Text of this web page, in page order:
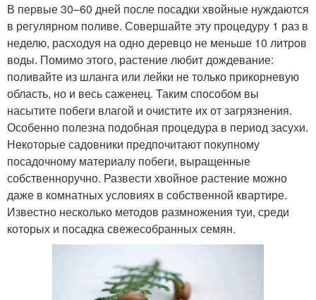
В первые 30–60 дней после посадки хвойные нуждаются
в регулярном поливе. Совершайте эту процедуру 1 раз в
неделю, расходуя на одно деревцо не меньше 10 литров
воды. Помимо этого, растение любит дождевание:
поливайте из шланга или лейки не только прикорневую
область, но и весь саженец. Таким способом вы
насытите побеги влагой и очистите их от загрязнения.
Особенно полезна подобная процедура в период засухи.
Некоторые садовники предпочитают покупному
посадочному материалу побеги, выращенные
собственноручно. Развести хвойное растение можно
даже в комнатных условиях в собственной квартире.
Известно несколько методов размножения туи, среди
которых и посадка свежесобранных семян.